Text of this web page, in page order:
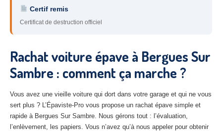
60 – Oise
51– Marne
28 – Eure-et-Loir
10– Aube
02 – Aisne
Certif remis
Certificat de destruction officiel
Rachat voiture épave à Bergues Sur
Sambre : comment ça marche ?
Vous avez une vieille voiture qui dort dans votre garage et qui ne vous
sert plus ? L’Épaviste-Pro vous propose un rachat épave simple et
rapide à Bergues Sur Sambre. Nous gérons tout : l’évaluation,
l’enlèvement, les papiers. Vous n’avez qu’à nous appeler pour obtenir